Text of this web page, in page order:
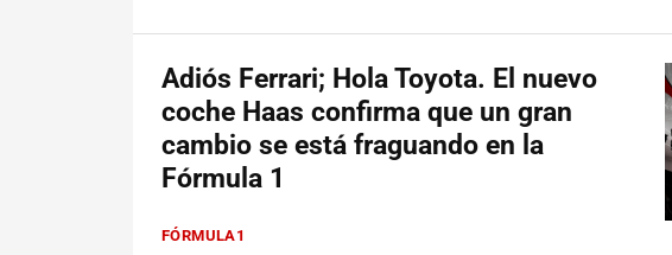
Adiós Ferrari; Hola Toyota. El nuevo
coche Haas confirma que un gran
cambio se está fraguando en la
Fórmula 1
FÓRMULA1